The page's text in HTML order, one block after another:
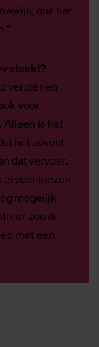
dus het
staakt?
verdienen
voor
Alleen is het
het zoveel
dat vervoer.
ervoor kiezen
mogelijk
zou ik
met een